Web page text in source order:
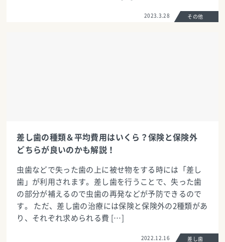
2023.3.28 その他
差し歯の種類＆平均費用はいくら？保険と保険外
どちらが良いのかも解説！
虫歯などで失った歯の上に被せ物をする時には「差し
歯」が利用されます。差し歯を行うことで、失った歯
の部分が補えるので虫歯の再発などが予防できるので
す。 ただ、差し歯の治療には保険と保険外の2種類があ
り、それぞれ求められる費 […]
2022.12.16 差し歯